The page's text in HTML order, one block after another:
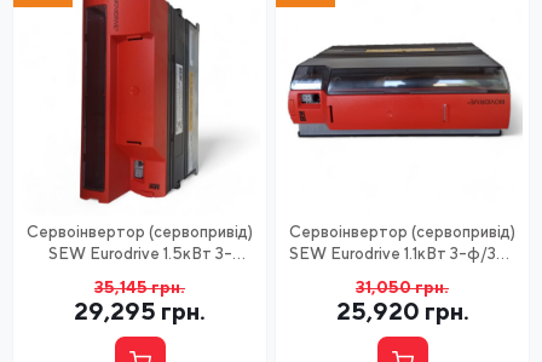
Сервоінвертор (сервопривід)
SEW Eurodrive 1.5кВт 3-
OT
35,145грн.
29,295 грн.
Сервоінвертор (сервопривід)
SEW Eurodrive 1.1кВт 3-ф/380
31,050грн.
25,920 грн.